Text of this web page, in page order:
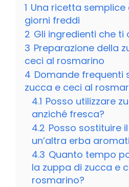
1 Una ricetta semplice
giorni freddi
2 Gli ingredienti che ti
3 Preparazione della
ceci al rosmarino
4 Domande frequenti
zucca e ceci al
4.1 Posso utilizzare
anziché fresca?
4.2 Posso sostituire
un’altra erba
4.3 Quanto tempo
la zuppa di zucca e
rosmarino?